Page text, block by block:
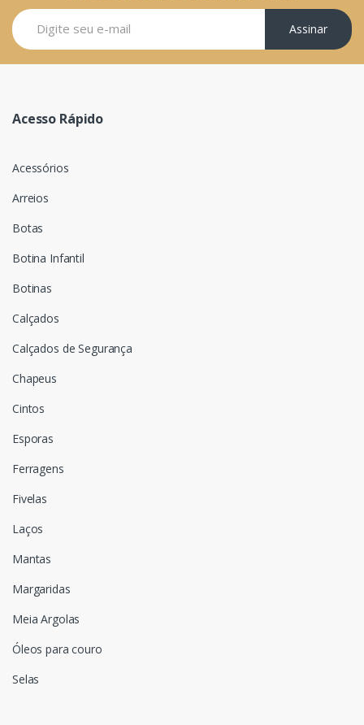
Assinar
Acesso Rápido
Acessórios
Arreios
Botas
Botina Infantil
Botinas
Calçados
Calçados de Segurança
Chapeus
Cintos
Esporas
Ferragens
Fivelas
Laços
Mantas
Margaridas
Meia Argolas
Óleos para couro
Selas